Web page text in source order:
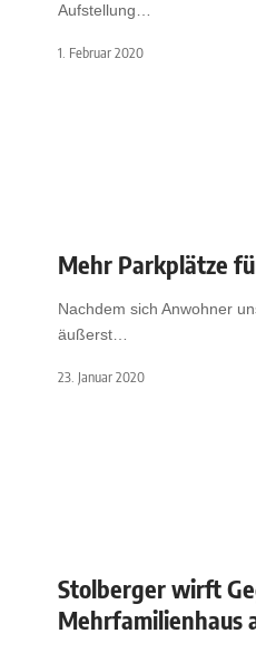
Aufstellung…
1. Februar 2020
Mehr Parkplätze
Nachdem sich Anwohner
äußerst
23. Januar 2020
Stolberger wirft
Mehrfamilienhaus